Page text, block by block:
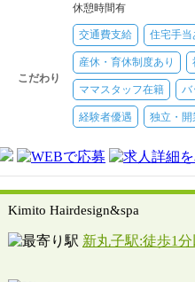
休憩時間有
こだわり
交通費支給 住宅手当
産休・育休制度あり
ママスタッフ在籍 バ
経験者優遇 独立・開
Kimito Hairdesign&spa
新丸子駅:徒歩1